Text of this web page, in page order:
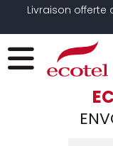
Livraison offerte